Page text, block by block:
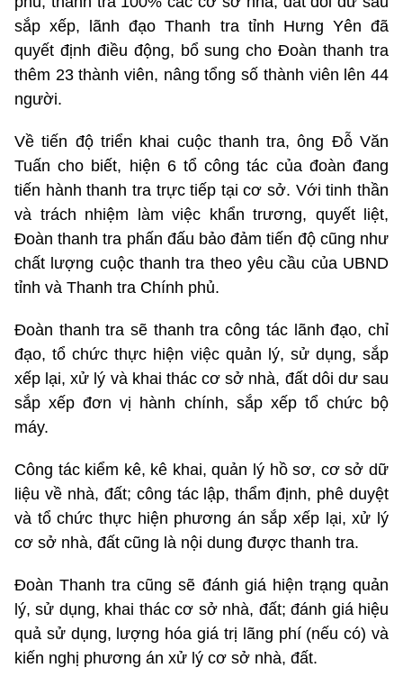
sắp xếp, lãnh đạo Thanh tra tỉnh Hưng Yên đã
quyết định điều động, bổ sung cho Đoàn thanh tra
thêm 23 thành viên, nâng tổng số thành viên lên 44
người.
Về tiến độ triển khai cuộc thanh tra, ông Đỗ Văn
Tuấn cho biết, hiện 6 tổ công tác của đoàn đang
tiến hành thanh tra trực tiếp tại cơ sở. Với tinh thần
và trách nhiệm làm việc khẩn trương, quyết liệt,
Đoàn thanh tra phấn đấu bảo đảm tiến độ cũng như
chất lượng cuộc thanh tra theo yêu cầu của UBND
tỉnh và Thanh tra Chính phủ.
Đoàn thanh tra sẽ thanh tra công tác lãnh đạo, chỉ
đạo, tổ chức thực hiện việc quản lý, sử dụng, sắp
xếp lại, xử lý và khai thác cơ sở nhà, đất dôi dư sau
sắp xếp đơn vị hành chính, sắp xếp tổ chức bộ
máy.
Công tác kiểm kê, kê khai, quản lý hồ sơ, cơ sở dữ
liệu về nhà, đất; công tác lập, thẩm định, phê duyệt
và tổ chức thực hiện phương án sắp xếp lại, xử lý
cơ sở nhà, đất cũng là nội dung được thanh tra.
Đoàn Thanh tra cũng sẽ đánh giá hiện trạng quản
lý, sử dụng, khai thác cơ sở nhà, đất; đánh giá hiệu
quả sử dụng, lượng hóa giá trị lãng phí (nếu có) và
kiến nghị phương án xử lý cơ sở nhà, đất.